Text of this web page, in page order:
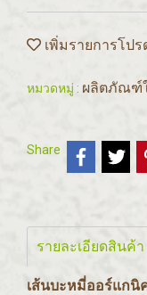
เพิ่มรายการโปร
หมวดหมู่ : ผลิตภัณฑ์
Share
รายละเอียดสินค้า
เส้นบะหมี่ออร์แกนิ